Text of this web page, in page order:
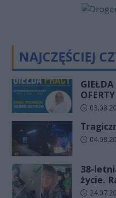
NAJCZĘŚCIEJ
OFERTY
Data
Data
38-
życie.
Data